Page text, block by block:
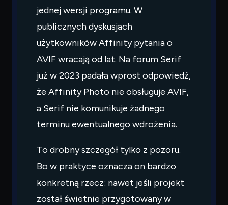
jednej wersji programu. W
publicznych dyskusjach
użytkowników Affinity pytania o
AVIF wracają od lat. Na forum Serif
już w 2023 padała wprost odpowiedź,
że Affinity Photo nie obsługuje AVIF,
a Serif nie komunikuje żadnego
terminu ewentualnego wdrożenia.
To drobny szczegół tylko z pozoru.
Bo w praktyce oznacza on bardzo
konkretną rzecz: nawet jeśli projekt
został świetnie przygotowany w